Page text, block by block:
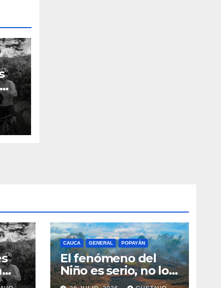
el
CAUCA GENERAL POPAYÁN
El fenómeno del
Niño es serio, no lo
tome a juego